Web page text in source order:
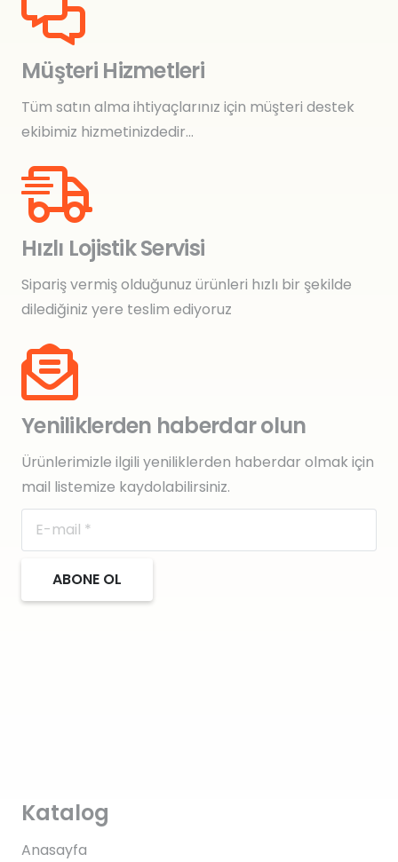
Müşteri Hizmetleri
Tüm satın alma ihtiyaçlarınız için müşteri destek
ekibimiz hizmetinizdedir…
Hızlı Lojistik Servisi
Sipariş vermiş olduğunuz ürünleri hızlı bir şekilde
dilediğiniz yere teslim ediyoruz
Yeniliklerden haberdar olun
Ürünlerimizle ilgili yeniliklerden haberdar olmak için
mail listemize kaydolabilirsiniz.
ABONE OL
Katalog
Anasayfa